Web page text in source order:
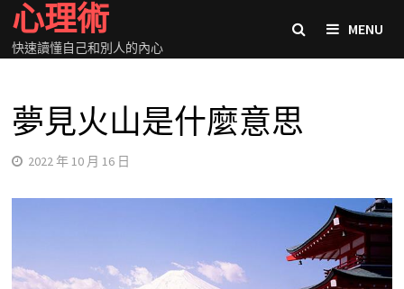
Skip
content
心理術
快速讀懂自己和別人的內心
MENU
夢見火山是什麼意思
2022 年 10 月 16 日